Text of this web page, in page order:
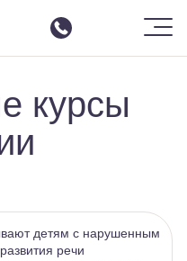
Ф
СБРОСИТЬ
процессора
курсы
детям с нарушенным
речи